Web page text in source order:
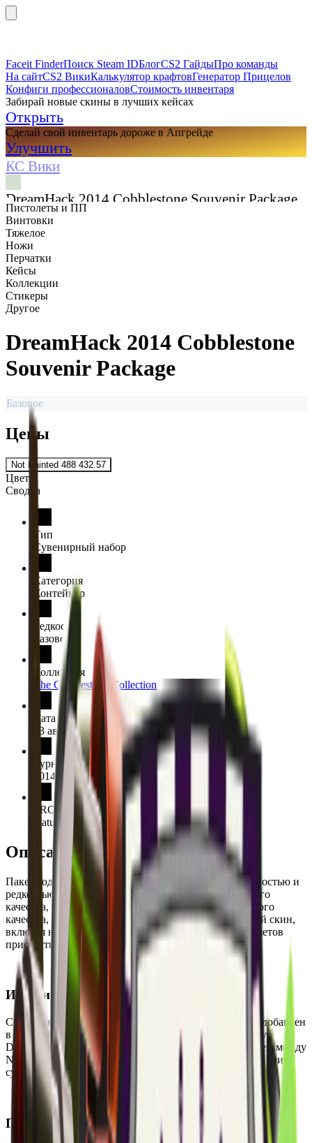
Faceit FinderПоиск Steam IDБлогCS2 ГайдыПро команды
На сайтCS2 ВикиКалькулятор крафтовГенератор Прицелов
Конфиги профессионаловСтоимость инвентаря
Забирай новые скины в лучших кейсах
Открыть
Сделай свой инвентарь дороже в Апгрейде
Улучшить
КС Вики
DreamHack 2014 Cobblestone Souvenir Package
Пистолеты и ПП
Винтовки
Тяжелое
Ножи
Перчатки
Кейсы
Коллекции
Стикеры
Другое
DreamHack 2014 Cobblestone
Souvenir Package
Базовое
Цены
Not Painted 488 432.57
Цвета
Сводка
Тип
Сувенирный набор
Категория
Контейнер
Редкость
Базовое
Коллекция
The Cobblestone Collection
Дата выпуска
13 августа 2014 г.
Турнир
2014 DreamHack Winter
PRO команда
Natus Vincere,Team Dignitas
Описание
Пакет содержит 15 предметов с различной поношенностью и
редкостью. В него входят 5 предметов промышленного
качества, 4 предмета широкпотреба, 2 скина армейского
качества, 2 запрещённых, 1 засекреченный и 1 тайный скин,
включая нож AWP | Dragon Lore. Среди редких предметов
присутствуют необычайно редкие скины и ножи.
История
Сувенирный набор DreamHack 2014 Cobblestone был добавлен
в игру 13 августа 2014 года. Он посвящён чемпионату
DreamHack CS:GO 2014 и связан с квартальным матчем между
Natus Vincere и Team Dignitas. Набор является частью серии
сувенирных наборов №36.
Происхождение